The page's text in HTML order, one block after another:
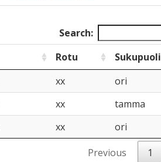
Search:
Rotu
Sukupuoli
xx
ori
xx
tamma
xx
ori
Previous 1